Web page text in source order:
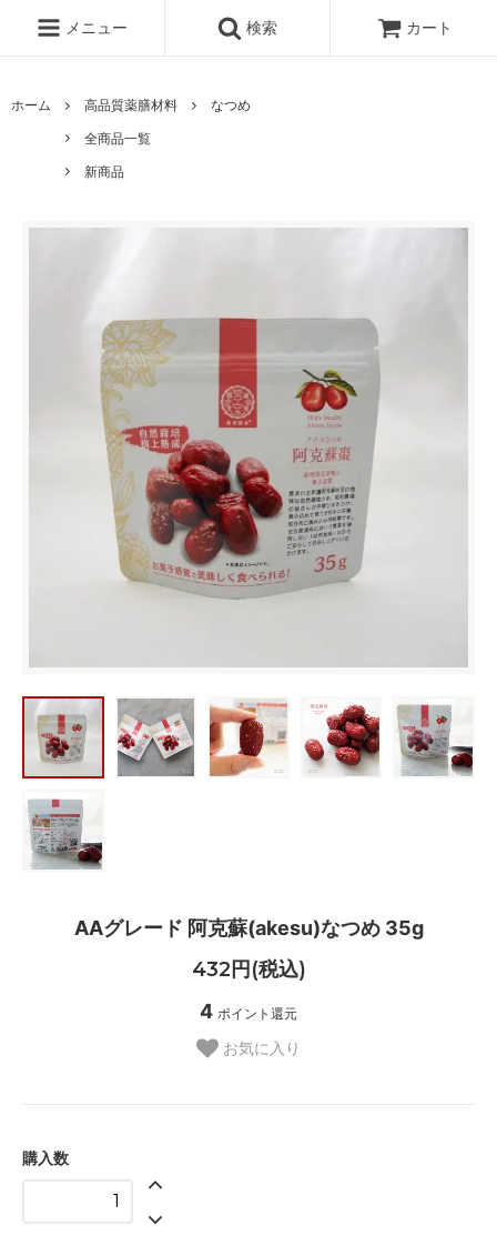
メニュー 検索 カート
ホーム 高品質薬膳材料
なつめ
全商品一覧
新商品
AAグレード 阿克蘇(akesu)なつめ 35g
432円(税込)
4 ポイント還元
お気に入り
購入数